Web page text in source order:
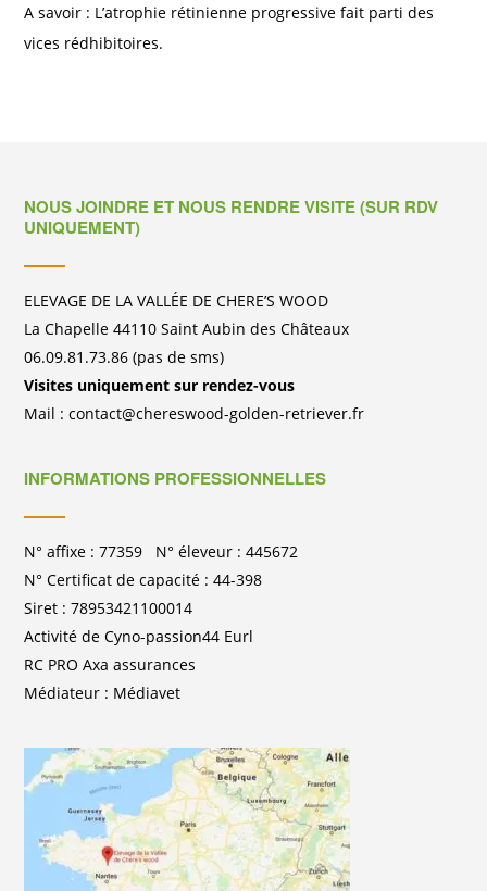
A savoir : L’atrophie rétinienne progressive fait parti des
vices rédhibitoires.
NOUS JOINDRE ET NOUS RENDRE VISITE (SUR RDV
UNIQUEMENT)
ELEVAGE DE LA VALLÉE DE CHERE’S WOOD
La Chapelle 44110 Saint Aubin des Châteaux
06.09.81.73.86 (pas de sms)
Visites uniquement sur rendez-vous
Mail : contact@chereswood-golden-retriever.fr
INFORMATIONS PROFESSIONNELLES
N° affixe : 77359 N° éleveur : 445672
N° Certificat de capacité : 44-398
Siret : 78953421100014
Activité de Cyno-passion44 Eurl
RC PRO Axa assurances
Médiateur : Médiavet